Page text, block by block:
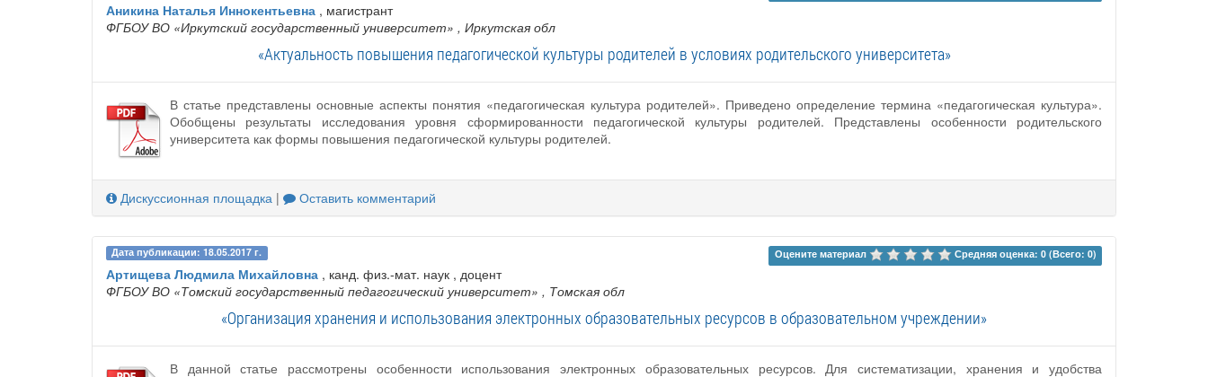
Аникина Наталья Иннокентьевна , магистрант
ФГБОУ ВО «Иркутский государственный университет» , Иркутская обл
«Актуальность повышения педагогической культуры родителей в условиях родительского университета»
В статье представлены основные аспекты понятия «педагогическая культура родителей». Приведено определение термина «педагогическая культура».
Обобщены результаты исследования уровня сформированности педагогической культуры родителей. Представлены особенности родительского
университета как формы повышения педагогической культуры родителей.
Дискуссионная площадка | Оставить комментарий
Дата публикации: 18.05.2017 г. Оцените материал Средняя оценка: 0 (Всего: 0)
Артищева Людмила Михайловна , канд. физ.-мат. наук , доцент
ФГБОУ ВО «Томский государственный педагогический университет» , Томская обл
«Организация хранения и использования электронных образовательных ресурсов в образовательном учреждении»
В данной статье рассмотрены особенности использования электронных образовательных ресурсов. Для систематизации, хранения и удобства